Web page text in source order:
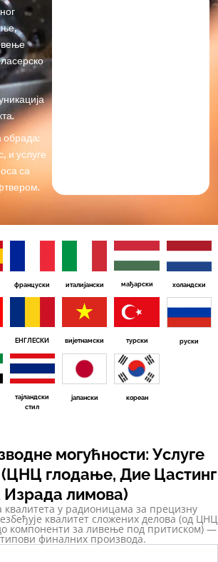
и услуге
са
француски италијански мађарски холандски
ЕНГЛЕСКИ вијетнамски турски руски
тајландски
стил
јапански кореан
могућности: Услуге
глодање, Дие Цастинг
Израда лимова)
квалитета у радионицама за прецизну
квалитет сложених делова (од ЦНЦ
компоненти за ливење под притиском) —
финалних производа.